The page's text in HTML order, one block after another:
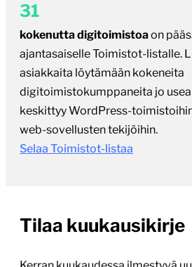
31
kokenutta digitoimistoaon
ajantasaiselle Toimistot-listalle.
asiakkaita löytämään kokeneita
digitoimistokumppaneita jo
keskittyy WordPress-
web-sovellusten tekijöihin.
Selaa Toimistot-listaa
Tilaa kuukausikirje